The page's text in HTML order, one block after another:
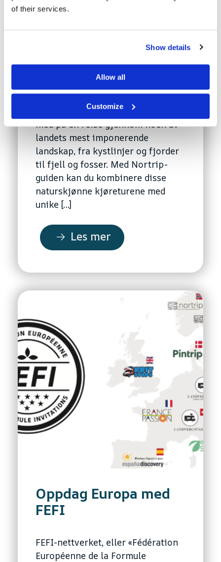
of their services.
Show details
Allow all
Customize
Nortrip og Nasjonale
turistveger
beste måtene å oppleve denne på
er gjennom de Nasjonale
turistveger. Disse veiene tar deg
med på en reise gjennom noen av
landets mest imponerende
landskap, fra kystlinjer og fjorder
til fjell og fosser. Med Nortrip-
guiden kan du kombinere disse
naturskjønne kjøreturene med
unike […]
Les mer
Oppdag Europa med
FEFI
FEFI-nettverket, eller «Fédération
Européenne de la Formule